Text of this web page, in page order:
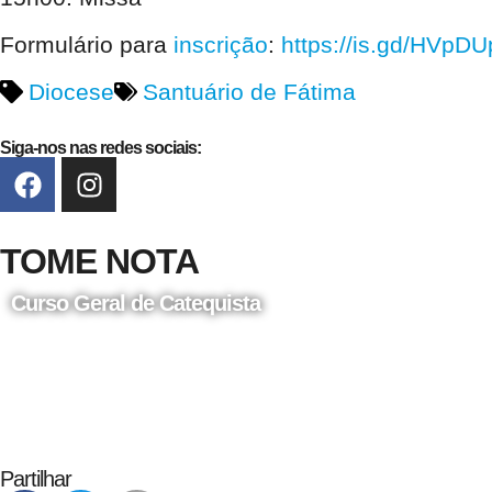
Formulário para inscrição: https://is.gd/
Diocese
Santuário de Fátima
Siga-nos nas redes sociais:
TOME NOTA
Curso Geral de Catequista
Partilhar